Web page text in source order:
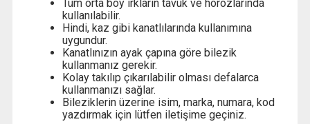
Tüm orta boy ırkların tavuk ve horozlarında
kullanılabilir.
Hindi, kaz gibi kanatlılarında kullanımına
uygundur.
Kanatlınızın ayak çapına göre bilezik
kullanmanız gerekir.
Kolay takılıp çıkarılabilir olması defalarca
kullanmanızı sağlar.
Bileziklerin üzerine isim, marka, numara, kod
yazdırmak için lütfen iletişime geçiniz.